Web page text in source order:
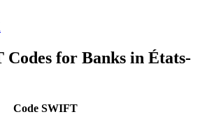
for Banks in États-
Code SWIFT